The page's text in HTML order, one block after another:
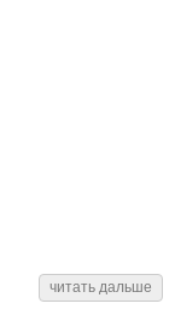
читать дальше